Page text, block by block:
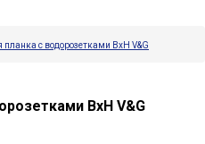
планка с водорозетками ВxН V&G
ВxН V&G